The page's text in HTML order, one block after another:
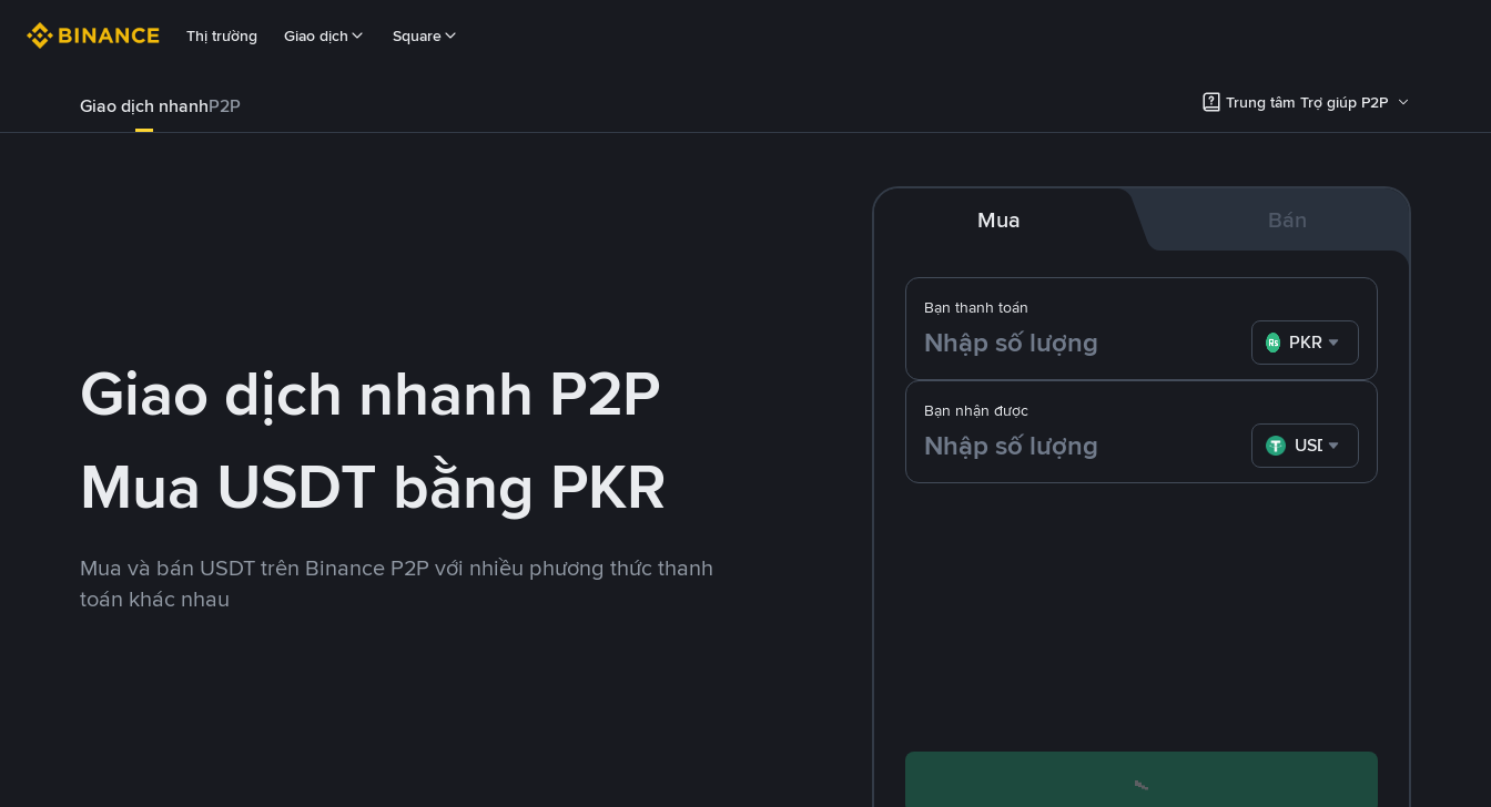
Thị trường Giao dịch Square
Giao dịch nhanhP2P Trung tâm Trợ giúp P2P
Giao dịch nhanh P2P
Mua USDT bằng PKR
Mua và bán USDT trên Binance P2P với nhiều phương thức thanh
toán khác nhau
Mua Bán
Bạn thanh toán
PKR
Bạn nhận được
USDT